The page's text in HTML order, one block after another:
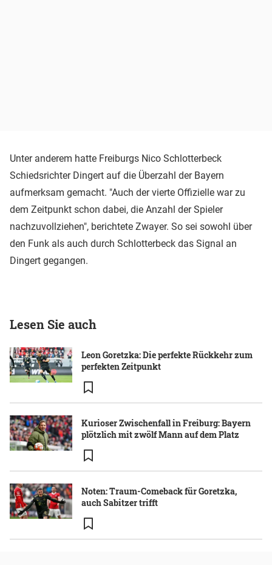
Unter anderem hatte Freiburgs Nico Schlotterbeck
Schiedsrichter Dingert auf die Überzahl der Bayern
aufmerksam gemacht. "Auch der vierte Offizielle war zu
dem Zeitpunkt schon dabei, die Anzahl der Spieler
nachzuvollziehen", berichtete Zwayer. So sei sowohl über
den Funk als auch durch Schlotterbeck das Signal an
Dingert gegangen.
Lesen Sie auch
Leon Goretzka: Die perfekte Rückkehr zum
perfekten Zeitpunkt
Kurioser Zwischenfall in Freiburg: Bayern
plötzlich mit zwölf Mann auf dem Platz
Noten: Traum-Comeback für Goretzka,
auch Sabitzer trifft